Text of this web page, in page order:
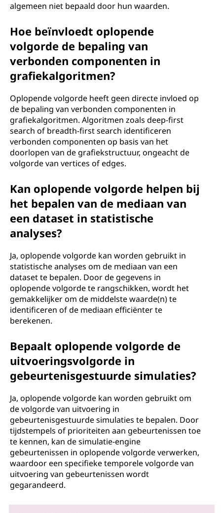
algemeen niet bepaald door hun waarden.
Hoe beïnvloedt oplopende
volgorde de bepaling van
verbonden componenten in
grafiekalgoritmen?
Oplopende volgorde heeft geen directe invloed op
de bepaling van verbonden componenten in
grafiekalgoritmen. Algoritmen zoals deep-first
search of breadth-first search identificeren
verbonden componenten op basis van het
doorlopen van de grafiekstructuur, ongeacht de
volgorde van vertices of edges.
Kan oplopende volgorde helpen bij
het bepalen van de mediaan van
een dataset in statistische
analyses?
Ja, oplopende volgorde kan worden gebruikt in
statistische analyses om de mediaan van een
dataset te bepalen. Door de gegevens in
oplopende volgorde te rangschikken, wordt het
gemakkelijker om de middelste waarde(n) te
identificeren of de mediaan efficiënter te
berekenen.
Bepaalt oplopende volgorde de
uitvoeringsvolgorde in
gebeurtenisgestuurde simulaties?
Ja, oplopende volgorde kan worden gebruikt om
de volgorde van uitvoering in
gebeurtenisgestuurde simulaties te bepalen. Door
tijdstempels of prioriteiten aan gebeurtenissen toe
te kennen, kan de simulatie-engine
gebeurtenissen in oplopende volgorde verwerken,
waardoor een specifieke temporele volgorde van
uitvoering van gebeurtenissen wordt
gegarandeerd.